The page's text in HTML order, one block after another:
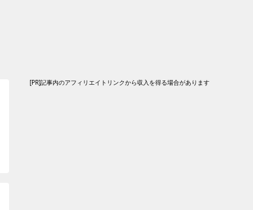
[PR]記事内のアフィリエイトリンクから収入を得る場合があります